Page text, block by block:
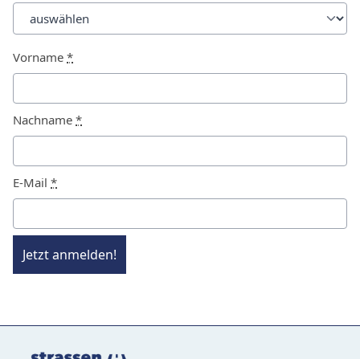
Vorname *
Nachname *
E-Mail *
Jetzt anmelden!